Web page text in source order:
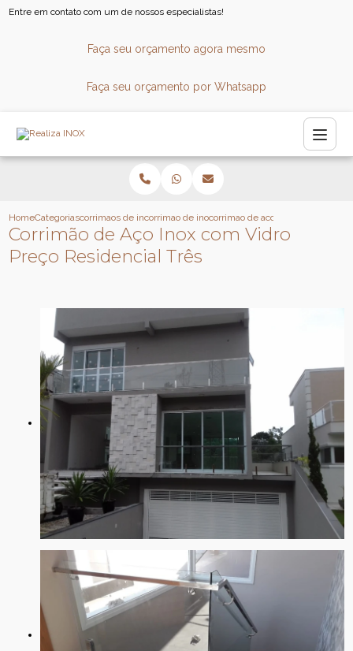
Entre em contato com um de nossos especialistas!
Faça seu orçamento agora mesmo
Faça seu orçamento por Whatsapp
HomeCategoriascorrimaos de inoxcorrimao de inoxcorrimao de aco inox com vidro
Corrimão de Aço Inox com Vidro
Preço Residencial Três